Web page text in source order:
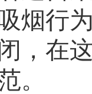
烟行
，在
。